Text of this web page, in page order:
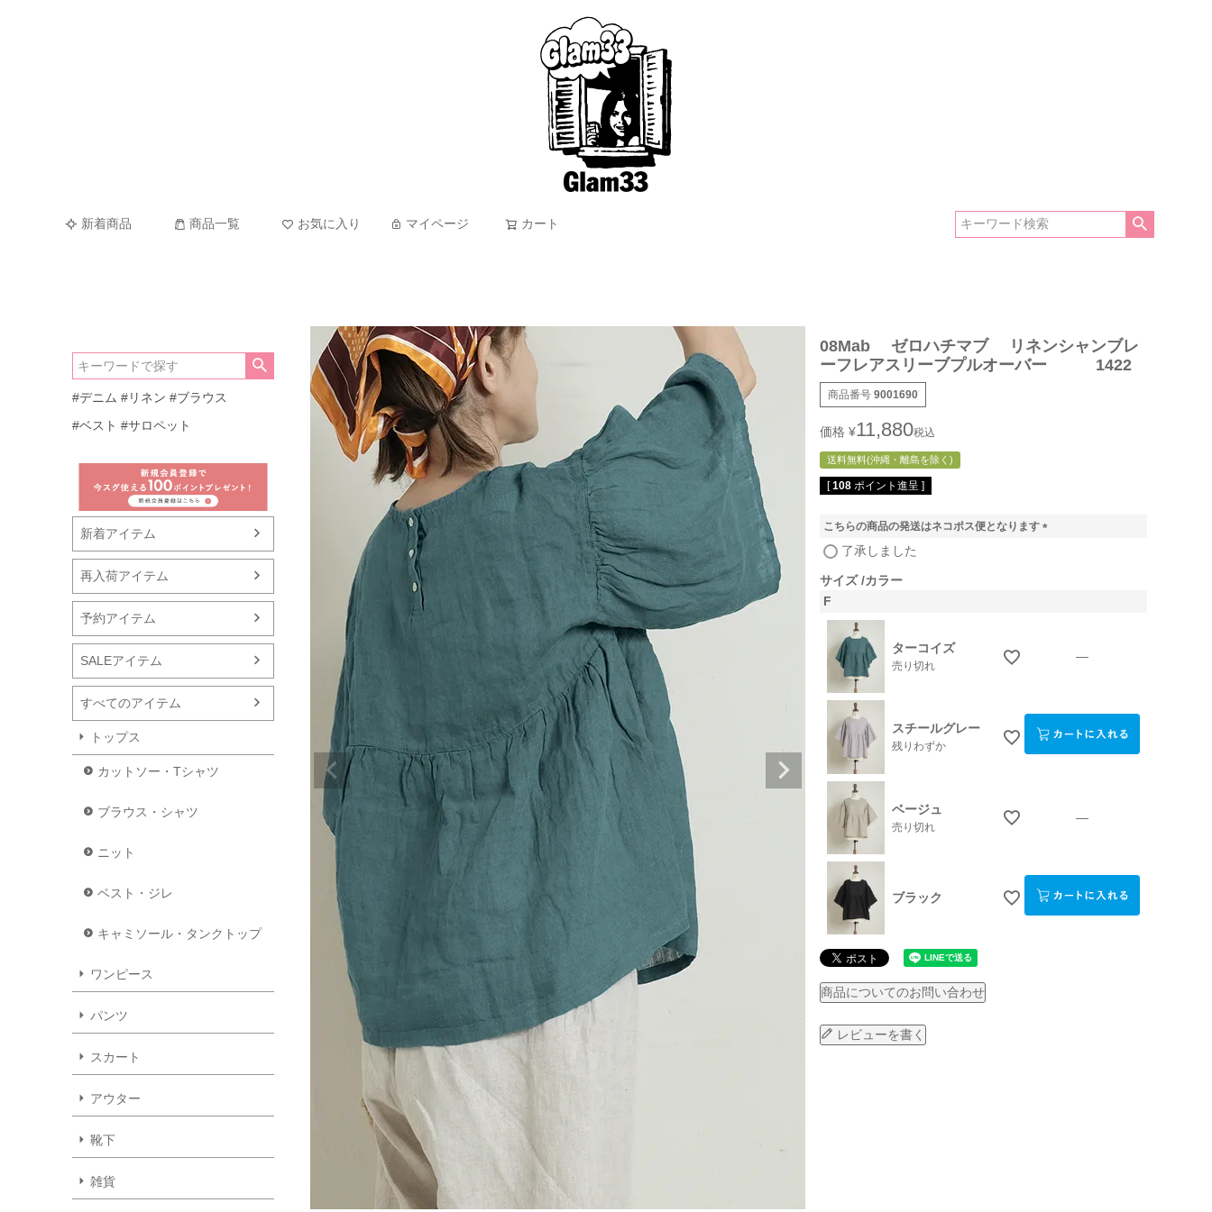
新着商品 商品一覧 お気に入り マイページ カート
#デニム #リネン #ブラウス
#ベスト #サロペット
新着アイテム
再入荷アイテム
予約アイテム
SALEアイテム
すべてのアイテム
トップス
カットソー・Tシャツ
ブラウス・シャツ
ニット
ベスト・ジレ
キャミソール・タンクトップ
ワンピース
パンツ
スカート
アウター
靴下
雑貨
08Mab ゼロハチマブ リネンシャンブレ
ーフレアスリーブプルオーバー 1422
商品番号 9001690
価格 ¥11,880税込
送料無料(沖縄・離島を除く)
[ 108 ポイント進呈 ]
こちらの商品の発送はネコポス便となります
了承しました
サイズ カラー
F
ターコイズ
売り切れ
—
スチールグレー
残りわずか
ベージュ
売り切れ
—
ブラック
商品についてのお問い合わせ
レビューを書く